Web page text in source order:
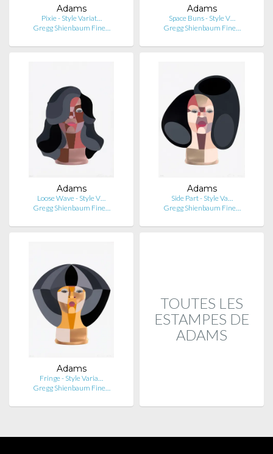
Adams
Pixie - Style Variat…
Gregg Shienbaum Fine…
Adams
Space Buns - Style V…
Gregg Shienbaum Fine…
Adams
Loose Wave - Style V…
Gregg Shienbaum Fine…
Adams
Side Part - Style Va…
Gregg Shienbaum Fine…
Adams
Fringe - Style Varia…
Gregg Shienbaum Fine…
TOUTES LES
ESTAMPES DE
ADAMS